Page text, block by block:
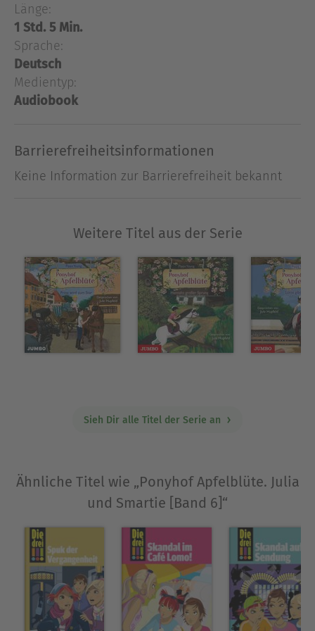
aufzutreiben? Auf dem Ponyhof Apfelblüte werden
Träume wahr. Jedes Mädchen findet ihr
Lieblingspony, kann mit ihm schmusen, es
striegeln und natürlich auf ihm reiten! Das
Hörbuch basiert auf dem gleichnamigen Buch aus
dem Loewe Verlag.
Länge:
1 Std. 5 Min.
Sprache:
Deutsch
Medientyp:
Audiobook
Barrierefreiheitsinformationen
Keine Information zur Barrierefreiheit bekannt
Weitere Titel aus der Serie
Sieh Dir alle Titel der Serie an
Ähnliche Titel wie „Ponyhof Apfelblüte. Julia
und Smartie [Band 6]“